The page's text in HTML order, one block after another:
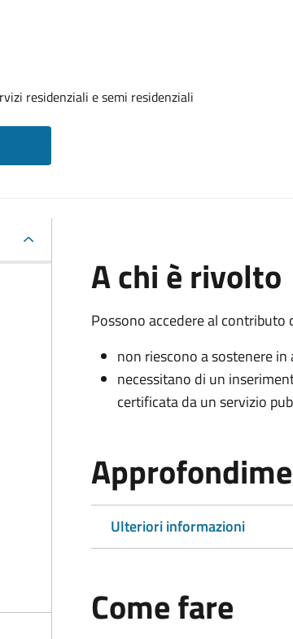
residenziali e semi residenziali
A chi è rivolto
Possono accedere al contributo
non riescono a sostenere
necessitano di un
certificata da un servizio
Ulteriori informazioni
Come fare